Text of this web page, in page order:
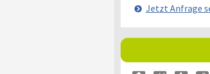
Jetzt Anfrage